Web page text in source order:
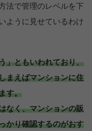
法で管理のレベルを下
ように見せているわけ
」ともいわれており、
まえばマンションに住
す。
なく、マンションの販
かり確認するのがおす